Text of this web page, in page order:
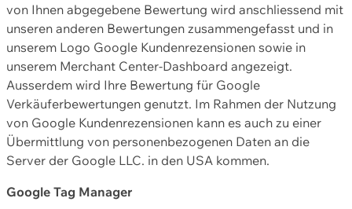
von Ihnen abgegebene Bewertung wird anschliessend mit
unseren anderen Bewertungen zusammengefasst und in
unserem Logo Google Kundenrezensionen sowie in
unserem Merchant Center-Dashboard angezeigt.
Ausserdem wird Ihre Bewertung für Google
Verkäuferbewertungen genutzt. Im Rahmen der Nutzung
von Google Kundenrezensionen kann es auch zu einer
Übermittlung von personenbezogenen Daten an die
Server der Google LLC. in den USA kommen.
Google Tag Manager